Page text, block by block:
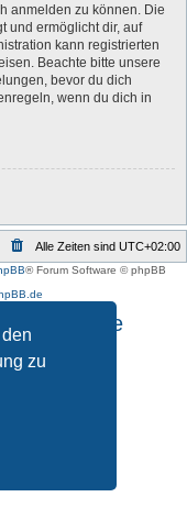
zu
anmelden zu können. Die
und ermöglicht dir, auf
kann registrierten
Beachte bitte unsere
bevor du dich
wenn du dich in
Alle Zeiten sind UTC+02:00
® Forum Software © phpBB